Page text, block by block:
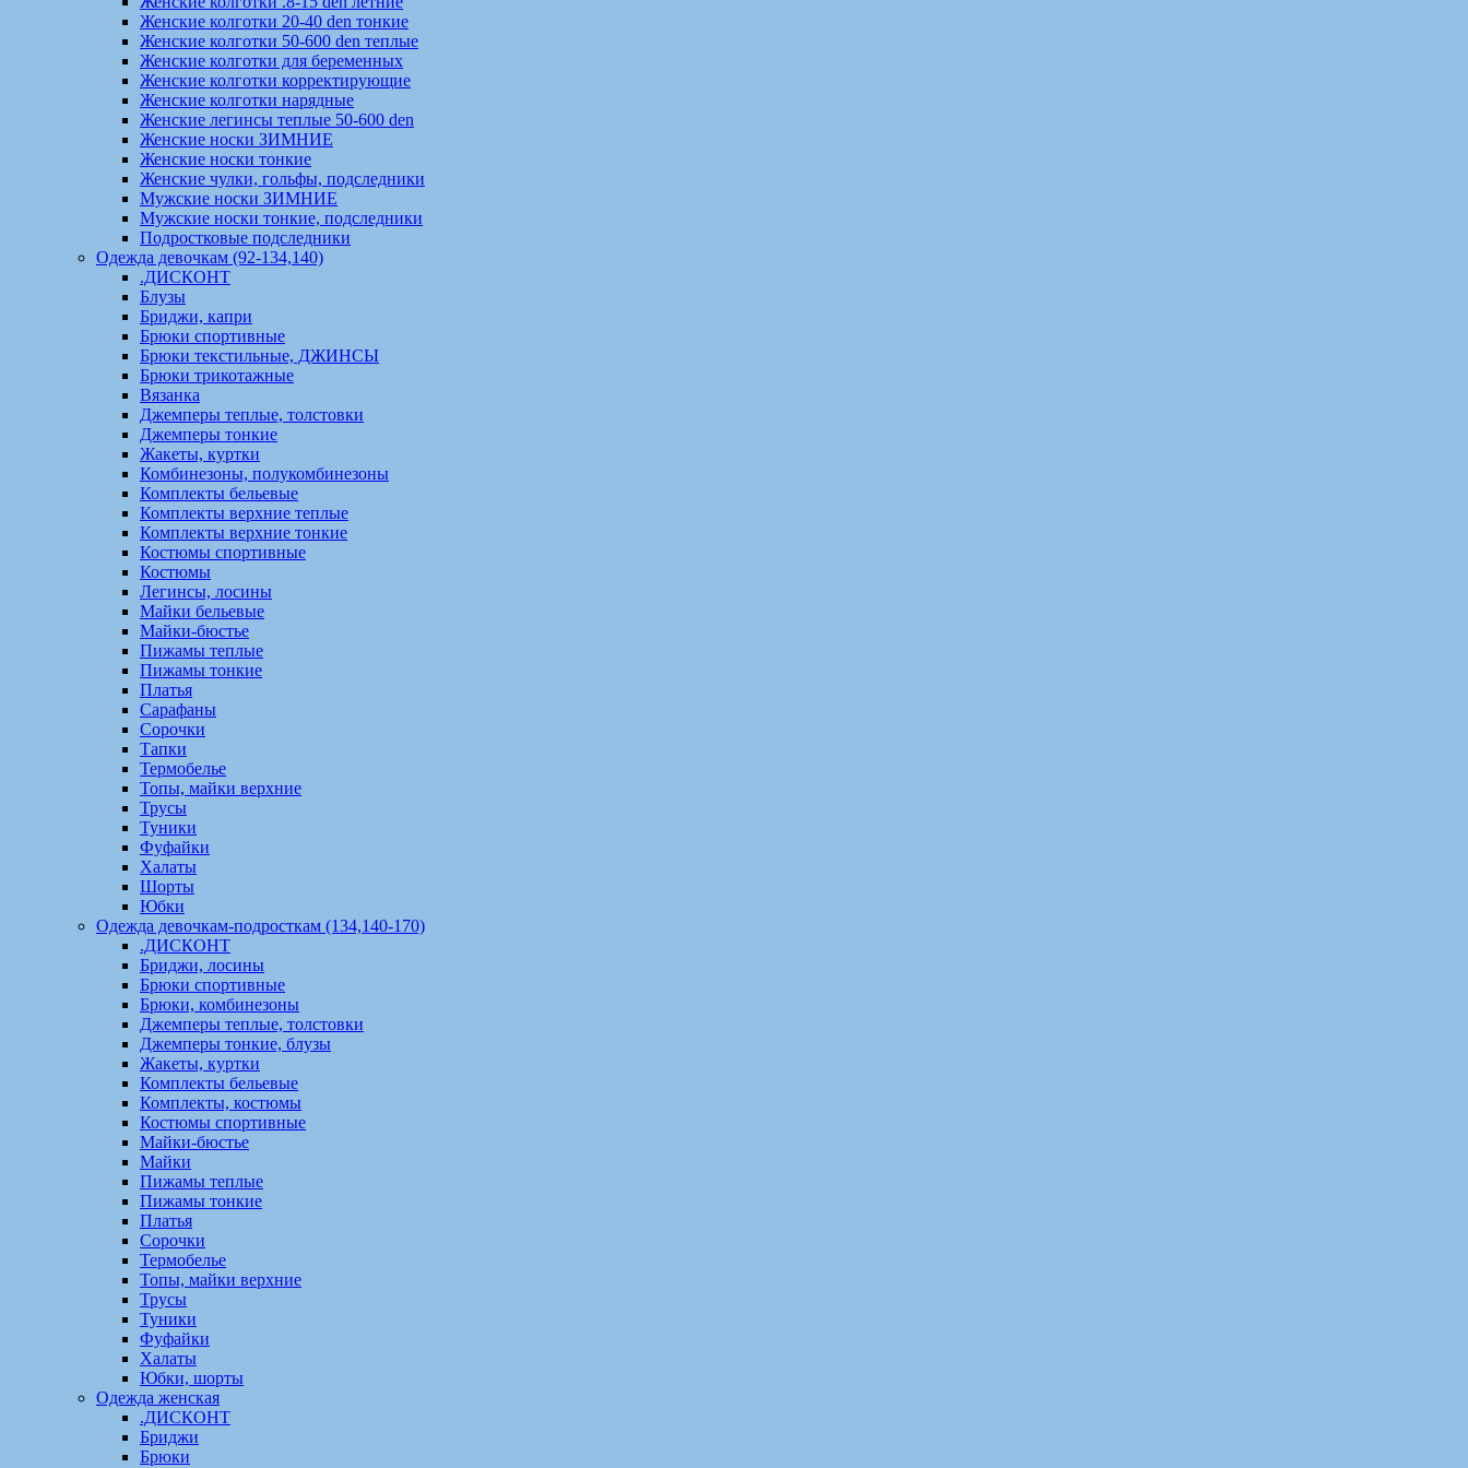
Женские колготки 20-40 den тонкие
Женские колготки 50-600 den теплые
Женские колготки для беременных
Женские колготки корректирующие
Женские колготки нарядные
Женские легинсы теплые 50-600 den
Женские носки ЗИМНИЕ
Женские носки тонкие
Женские чулки, гольфы, подследники
Мужские носки ЗИМНИЕ
Мужские носки тонкие, подследники
Подростковые подследники
Одежда девочкам (92-134,140)
.ДИСКОНТ
Блузы
Бриджи, капри
Брюки спортивные
Брюки текстильные, ДЖИНСЫ
Брюки трикотажные
Вязанка
Джемперы теплые, толстовки
Джемперы тонкие
Жакеты, куртки
Комбинезоны, полукомбинезоны
Комплекты бельевые
Комплекты верхние теплые
Комплекты верхние тонкие
Костюмы спортивные
Костюмы
Легинсы, лосины
Майки бельевые
Майки-бюстье
Пижамы теплые
Пижамы тонкие
Платья
Сарафаны
Сорочки
Тапки
Термобелье
Топы, майки верхние
Трусы
Туники
Фуфайки
Халаты
Шорты
Юбки
Одежда девочкам-подросткам (134,140-170)
.ДИСКОНТ
Бриджи, лосины
Брюки спортивные
Брюки, комбинезоны
Джемперы теплые, толстовки
Джемперы тонкие, блузы
Жакеты, куртки
Комплекты бельевые
Комплекты, костюмы
Костюмы спортивные
Майки-бюстье
Майки
Пижамы теплые
Пижамы тонкие
Платья
Сорочки
Термобелье
Топы, майки верхние
Трусы
Туники
Фуфайки
Халаты
Юбки, шорты
Одежда женская
.ДИСКОНТ
Бриджи
Брюки